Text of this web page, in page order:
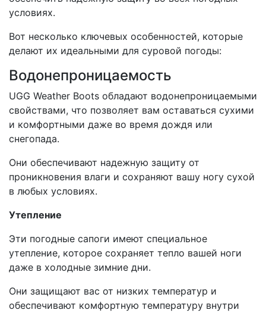
условиях.
Вот несколько ключевых особенностей, которые
делают их идеальными для суровой погоды:
Водонепроницаемость
UGG Weather Boots обладают водонепроницаемыми
свойствами, что позволяет вам оставаться сухими
и комфортными даже во время дождя или
снегопада.
Они обеспечивают надежную защиту от
проникновения влаги и сохраняют вашу ногу сухой
в любых условиях.
Утепление
Эти погодные сапоги имеют специальное
утепление, которое сохраняет тепло вашей ноги
даже в холодные зимние дни.
Они защищают вас от низких температур и
обеспечивают комфортную температуру внутри